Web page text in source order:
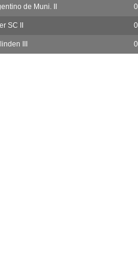
de Muni. II 0
SC II 0
III 0